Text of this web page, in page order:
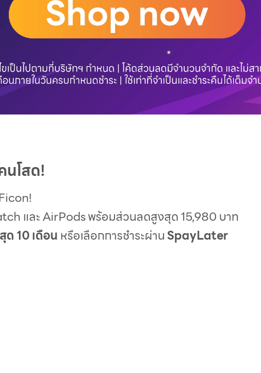
โสด!
และ AirPods พร้อมส่วนลดสูงสุด 15,980 บาท
10 เดือนหรือเลือกการชำระผ่านSpayLater